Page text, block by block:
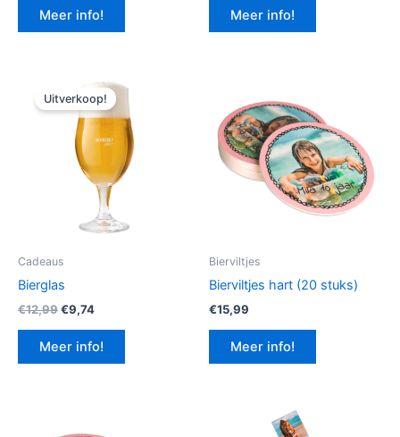
Meer info! Meer info!
Uitverkoop!
Cadeaus
Bierglas
€12,99Oorspronkelijke
was:
€12,99.
€9,74Huidige
is:
€9,74.
Meer info!
Bierviltjes
Bierviltjes hart (20 stuks)
€15,99
Meer info!